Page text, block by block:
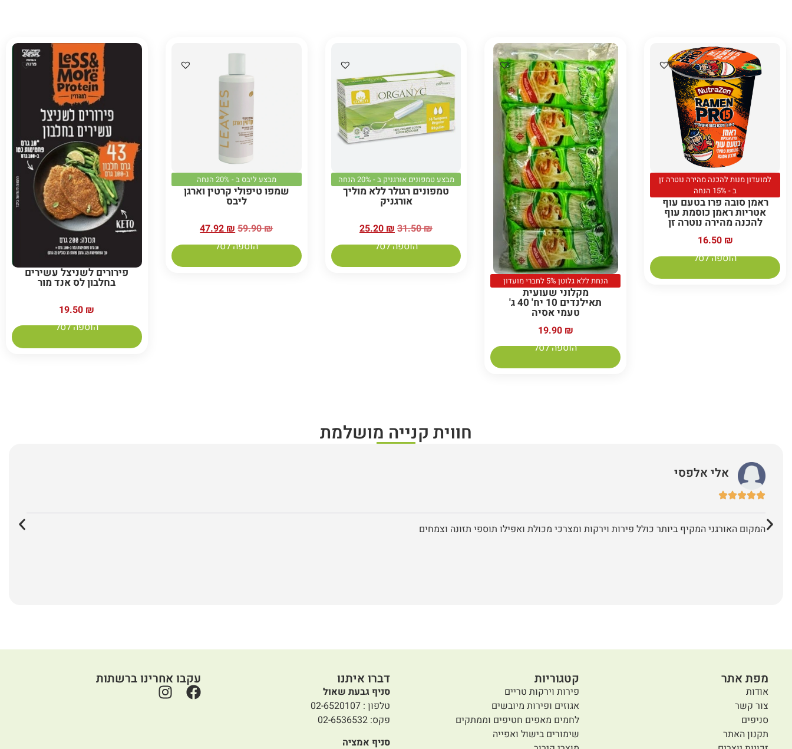
למועדון מנות להכנה מהירה נוטרה זן
ב - 15% הנחה
ראמן סובה פרו בטעם עוף
אטריות ראמן כוסמת עוף
להכנה מהירה נוטרה זן
16.50 ₪
הוספה לסל
הנחת ללא גלוטן 5% לחברי מועדון
מקלוני שעועית
תאילנדים 10 יח' 40 ג'
טעמי אסיה
19.90 ₪
הוספה לסל
מבצע טמפונים אורגניק ב - 20% הנחה
טמפונים רגולר ללא מוליך
אורגניק
31.50₪
25.20₪
הוספה לסל
מבצע ליבס ב - 20% הנחה
שמפו טיפולי קרטין וארגן
ליבס
59.90₪
47.92₪
הוספה לסל
פירורים לשניצל עשירים
בחלבון לס אנד מור
19.50 ₪
הוספה לסל
חווית קנייה מושלמת
אלי אלפסי
המקום האורגני המקיף ביותר כולל פירות וירקות ומצרכי מכולת ואפילו תוספי תזונה וצמחים
מפת אתר
אודות
צור קשר
סניפים
תקנון האתר
קטגוריות
פירות וירקות טריים
אגוזים ופירות מיובשים
לחמים מאפים חטיפים וממתקים
שימורים בישול ואפייה
דברו איתנו
סניף גבעת שאול
טלפון : 02-6520107
פקס: 02-6536532
סניף אמציה
עקבו אחרינו ברשתות